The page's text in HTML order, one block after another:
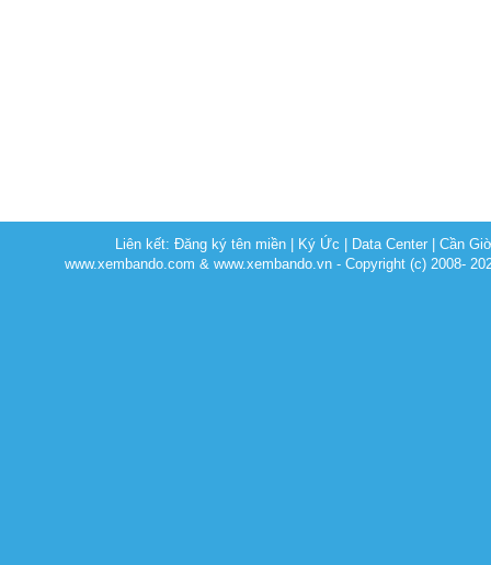
Liên kết:Đăng ký tên miền Ký Ức Data Center |Cần
www.xembando.com & www.xembando.vn - Copyright (c) 2008-